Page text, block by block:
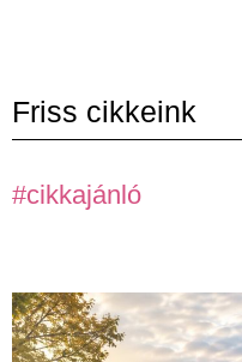
Friss cikkeink
#cikkajánló